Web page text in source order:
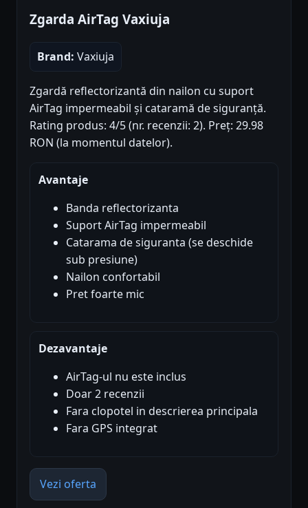
Zgarda AirTag Vaxiuja
Brand: Vaxiuja
Zgardă reflectorizantă din nailon cu suport
AirTag impermeabil și cataramă de siguranță.
Rating produs: 4/5 (nr. recenzii: 2). Preț: 29.98
RON (la momentul datelor).
Avantaje
Banda reflectorizanta
Suport AirTag impermeabil
Catarama de siguranta (se deschide
sub presiune)
Nailon confortabil
Pret foarte mic
Dezavantaje
AirTag-ul nu este inclus
Doar 2 recenzii
Fara clopotel in descrierea principala
Fara GPS integrat
Vezi oferta